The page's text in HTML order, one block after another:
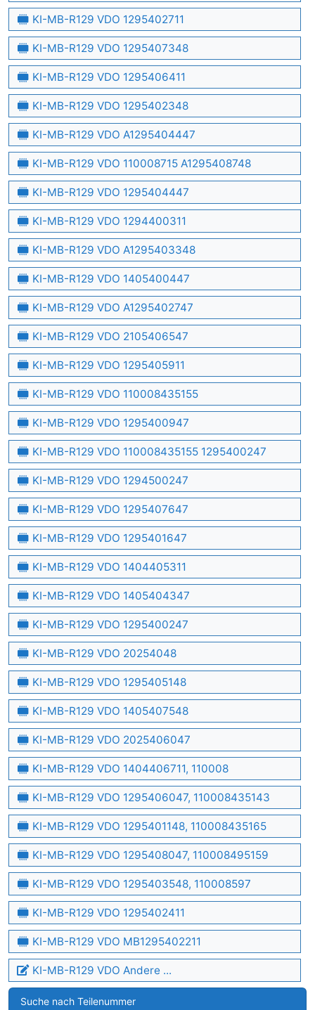
KI-MB-R129 VDO 1295402711
KI-MB-R129 VDO 1295407348
KI-MB-R129 VDO 1295406411
KI-MB-R129 VDO 1295402348
KI-MB-R129 VDO A1295404447
KI-MB-R129 VDO 110008715 A1295408748
KI-MB-R129 VDO 1295404447
KI-MB-R129 VDO 1294400311
KI-MB-R129 VDO A1295403348
KI-MB-R129 VDO 1405400447
KI-MB-R129 VDO A1295402747
KI-MB-R129 VDO 2105406547
KI-MB-R129 VDO 1295405911
KI-MB-R129 VDO 110008435155
KI-MB-R129 VDO 1295400947
KI-MB-R129 VDO 110008435155 1295400247
KI-MB-R129 VDO 1294500247
KI-MB-R129 VDO 1295407647
KI-MB-R129 VDO 1295401647
KI-MB-R129 VDO 1404405311
KI-MB-R129 VDO 1405404347
KI-MB-R129 VDO 1295400247
KI-MB-R129 VDO 20254048
KI-MB-R129 VDO 1295405148
KI-MB-R129 VDO 1405407548
KI-MB-R129 VDO 2025406047
KI-MB-R129 VDO 1404406711, 110008
KI-MB-R129 VDO 1295406047, 110008435143
KI-MB-R129 VDO 1295401148, 110008435165
KI-MB-R129 VDO 1295408047, 110008495159
KI-MB-R129 VDO 1295403548, 110008597
KI-MB-R129 VDO 1295402411
KI-MB-R129 VDO MB1295402211
KI-MB-R129 VDO Andere ...
Suche nach Teilenummer